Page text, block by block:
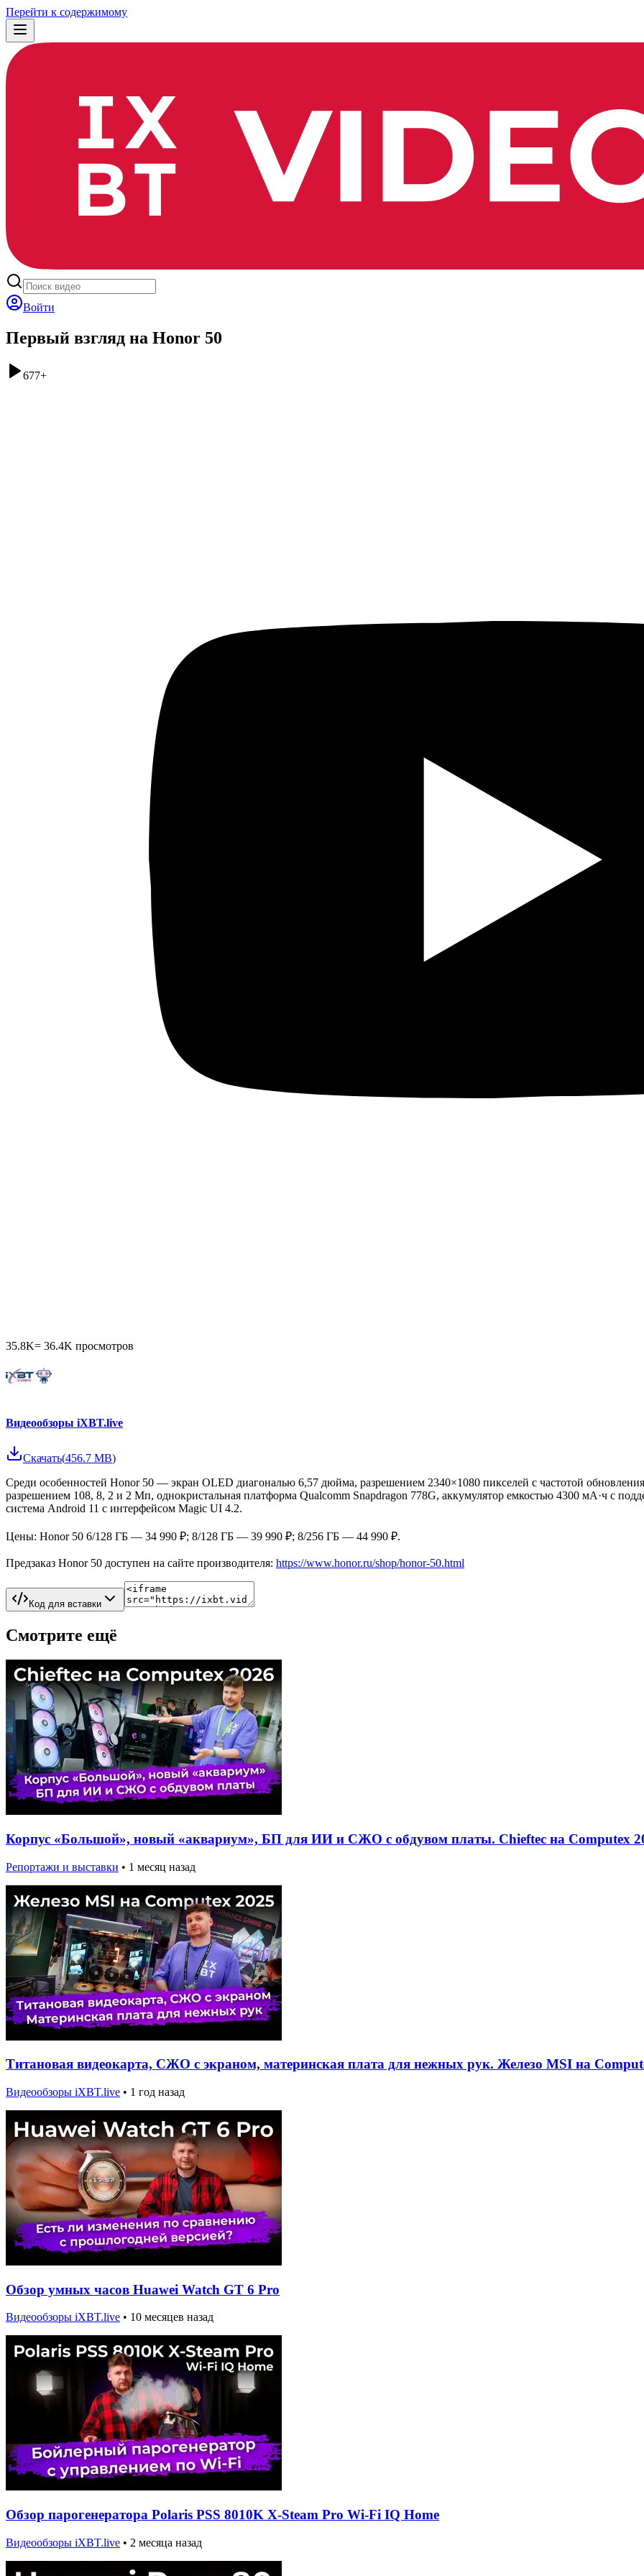
Перейти к содержимому
Войти
Первый взгляд на Honor 50
677+
35.8K= 36.4K просмотров
Видеообзоры iXBT.live
Скачать(456.7 MB)
Среди особенностей Honor 50 — экран OLED диагональю 6,57 дюйма, разрешением 2340×1080 пикселей с частотой
разрешением 108, 8, 2 и 2 Мп, однокристальная платформа Qualcomm Snapdragon 778G, аккумулятор емкостью 4300 мА·ч с
система Android 11 с интерфейсом Magic UI 4.2.
Цены: Honor 50 6/128 ГБ — 34 990 ₽; 8/128 ГБ — 39 990 ₽; 8/256 ГБ — 44 990 ₽.
Предзаказ Honor 50 доступен на сайте производителя: https://www.honor.ru/shop/honor-50.html
Код для вставки
Смотрите ещё
Корпус «Большой», новый «аквариум», БП для ИИ и СЖО с обдувом платы. Chieftec на Computex
Репортажи и выставки • 1 месяц назад
Титановая видеокарта, СЖО с экраном, материнская плата для нежных рук. Железо MSI на
Видеообзоры iXBT.live • 1 год назад
Обзор умных часов Huawei Watch GT 6 Pro
Видеообзоры iXBT.live • 10 месяцев назад
Обзор парогенератора Polaris PSS 8010K X-Steam Pro Wi-Fi IQ Home
Видеообзоры iXBT.live • 2 месяца назад